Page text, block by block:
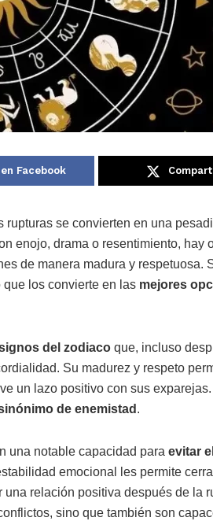
Facebook
se convierten en una
enojo, drama o resentimiento, hay
de manera madura y respetuosa.
que los convierte en las mejores
del zodiaco que, incluso
Su madurez y respeto
un lazo positivo con sus
de enemistad .
una notable capacidad para evitar
emocional les permite
relación positiva después de la
sino que también son